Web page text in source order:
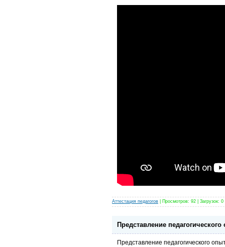
Аттестация педагогов | Просмотров: 92 | Загрузок:
Представление
Представление педагогического